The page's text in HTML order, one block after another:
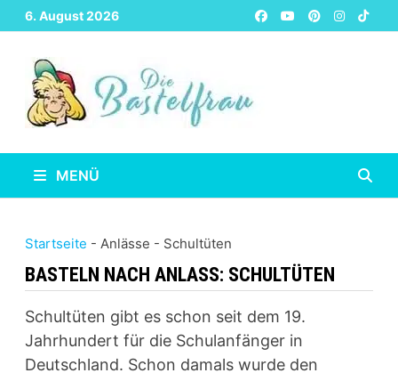
Zurück
zum
Inhalt
6. August 2026
MENÜ
Startseite - Anlässe - Schultüten
BASTELN NACH ANLASS: SCHULTÜTEN
Schultüten gibt es schon seit dem 19.
Jahrhundert für die Schulanfänger in
Deutschland. Schon damals wurde den